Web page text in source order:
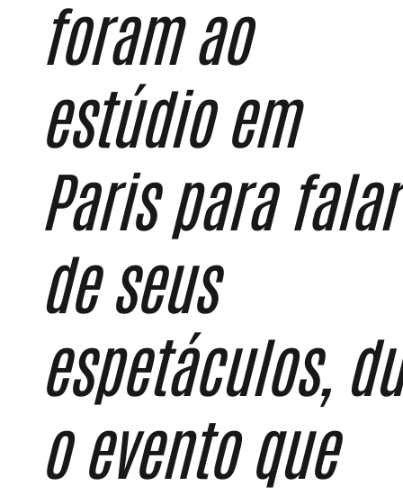
foram ao
estúdio em
Paris para falar
de seus
espetáculos,
o evento que